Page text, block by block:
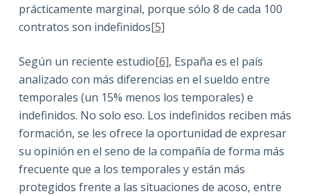
prácticamente marginal, porque sólo 8 de cada 100
contratos son indefinidos[5]
Según un reciente estudio[6], España es el país
analizado con más diferencias en el sueldo entre
temporales (un 15% menos los temporales) e
indefinidos. No solo eso. Los indefinidos reciben más
formación, se les ofrece la oportunidad de expresar
su opinión en el seno de la compañía de forma más
frecuente que a los temporales y están más
protegidos frente a las situaciones de acoso, entre